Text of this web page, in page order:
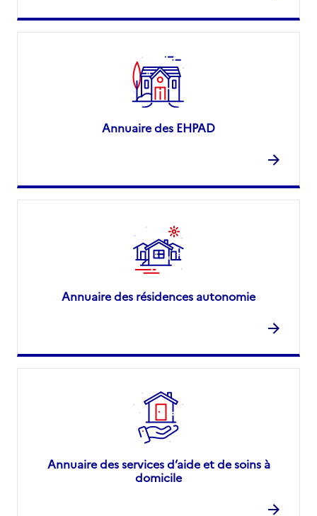
Annuaire des EHPAD
Annuaire des résidences autonomie
Annuaire des services d’aide et de soins à
domicile